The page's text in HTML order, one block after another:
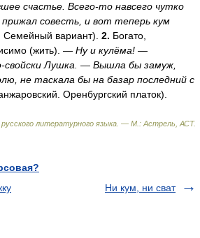
счастье. Всего-то навсего чутко
совесть, и вот теперь кум
Семейный вариант). 2. Богато,
(жить). — Ну и кулёма! —
свойски Лушка. — Вышла бы замуж,
не таскала бы на базар последний с
Оренбургский платок).
русского литературного языка. — М.: Астрель, АСТ.
Ни кум, ни сват